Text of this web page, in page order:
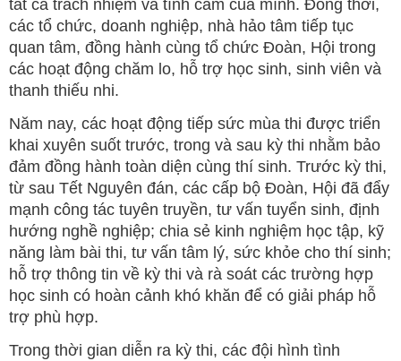
tất cả trách nhiệm và tình cảm của mình. Đồng thời,
các tổ chức, doanh nghiệp, nhà hảo tâm tiếp tục
quan tâm, đồng hành cùng tổ chức Đoàn, Hội trong
các hoạt động chăm lo, hỗ trợ học sinh, sinh viên và
thanh thiếu nhi.
Năm nay, các hoạt động tiếp sức mùa thi được triển
khai xuyên suốt trước, trong và sau kỳ thi nhằm bảo
đảm đồng hành toàn diện cùng thí sinh. Trước kỳ thi,
từ sau Tết Nguyên đán, các cấp bộ Đoàn, Hội đã đẩy
mạnh công tác tuyên truyền, tư vấn tuyển sinh, định
hướng nghề nghiệp; chia sẻ kinh nghiệm học tập, kỹ
năng làm bài thi, tư vấn tâm lý, sức khỏe cho thí sinh;
hỗ trợ thông tin về kỳ thi và rà soát các trường hợp
học sinh có hoàn cảnh khó khăn để có giải pháp hỗ
trợ phù hợp.
Trong thời gian diễn ra kỳ thi, các đội hình tình